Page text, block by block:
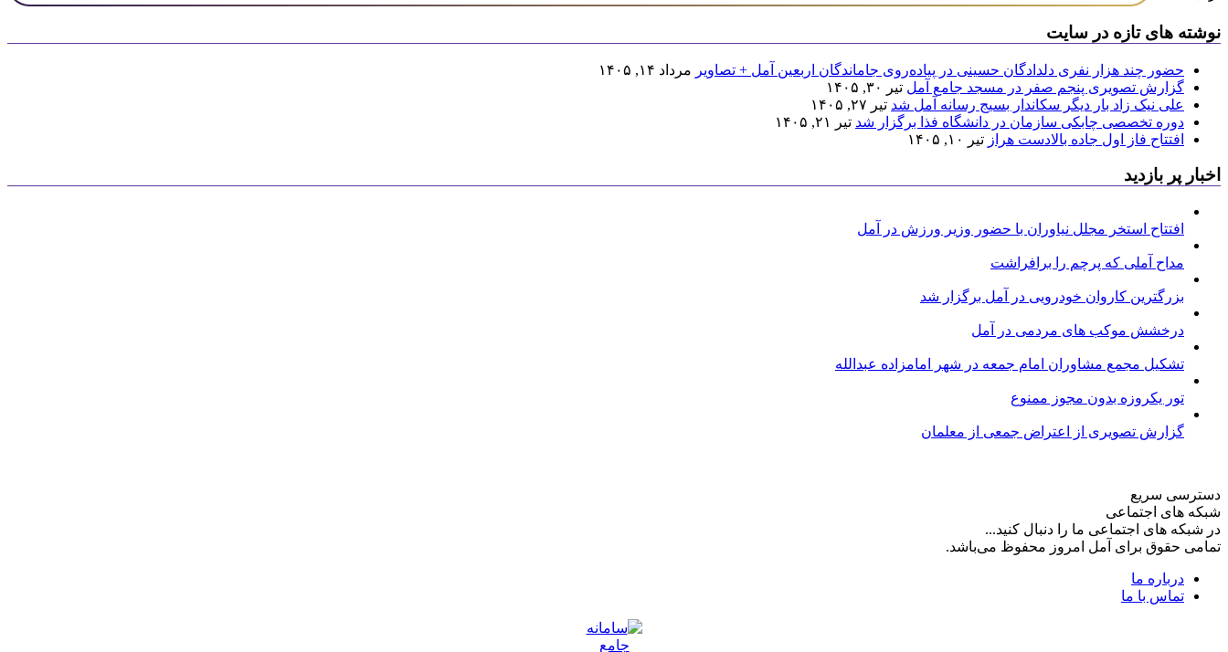
نوشته های تازه در سایت
حضور چند هزار نفری دلدادگان حسینی در پیاده‌روی جاماندگان اربعین آمل + تصاویر مرداد ۱۴, ۱۴۰۵
گزارش تصویری پنجم صفر در مسجد جامع آمل تیر ۳۰, ۱۴۰۵
علی نیک زاد بار دیگر سکاندار بسیج رسانه آمل شد تیر ۲۷, ۱۴۰۵
دوره تخصصی چابکی سازمان در دانشگاه فذا برگزار شد تیر ۲۱, ۱۴۰۵
افتتاح فاز اول جاده بالادست هراز تیر ۱۰, ۱۴۰۵
اخبار پر بازدید
افتتاح استخر مجلل نیاوران با حضور وزیر ورزش در آمل
مداح آملی که پرچم را برافراشت
بزرگترین کاروان خودرویی در آمل برگزار شد
درخشش موکب های مردمی در آمل
تشکیل مجمع مشاوران امام جمعه در شهر امامزاده عبدالله
تور یکروزه بدون مجوز ممنوع
گزارش تصویری از اعتراض جمعی از معلمان
دسترسی سریع
شبکه های اجتماعی
در شبکه های اجتماعی ما را دنبال کنید...
تمامی حقوق برای آمل امروز محفوظ می‌باشد.
درباره ما
تماس با ما